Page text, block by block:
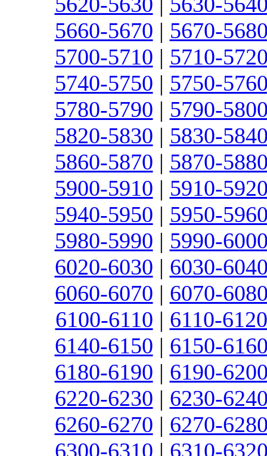
5660-5670 | 5670-
5700-5710 | 5710-
5740-5750 | 5750-
5780-5790 | 5790-
5820-5830 | 5830-
5860-5870 | 5870-
5900-5910 | 5910-
5940-5950 | 5950-
5980-5990 | 5990-
6020-6030 | 6030-
6060-6070 | 6070-
6100-6110 | 6110-6120
6140-6150 | 6150-
6180-6190 | 6190-
6220-6230 | 6230-
6260-6270 | 6270-
6300-6310 | 6310-